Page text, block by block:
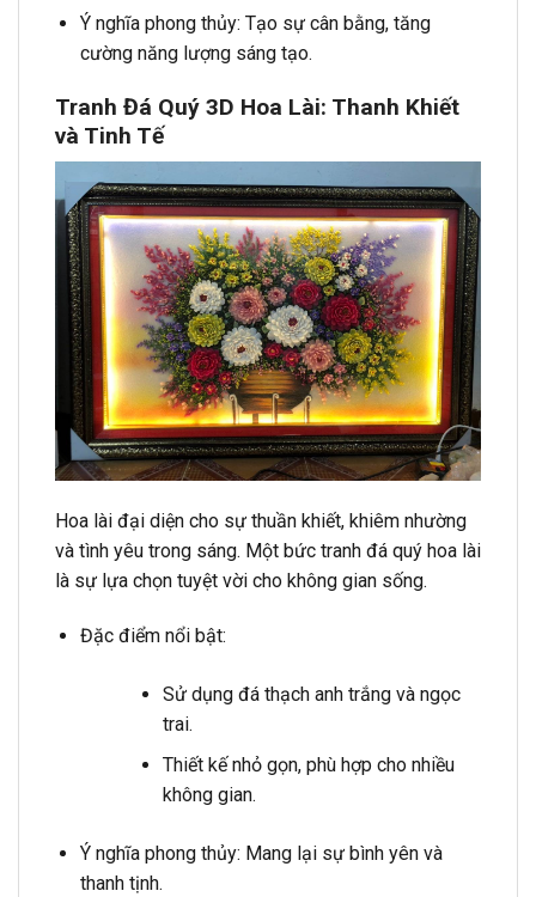
Ý nghĩa phong thủy: Tạo sự cân bằng, tăng
cường năng lượng sáng tạo.
Tranh Đá Quý 3D Hoa Lài: Thanh Khiết
và Tinh Tế
Hoa lài đại diện cho sự thuần khiết, khiêm nhường
và tình yêu trong sáng. Một bức tranh đá quý hoa lài
là sự lựa chọn tuyệt vời cho không gian sống.
Đặc điểm nổi bật:
Sử dụng đá thạch anh trắng và ngọc
trai.
Thiết kế nhỏ gọn, phù hợp cho nhiều
không gian.
Ý nghĩa phong thủy: Mang lại sự bình yên và
thanh tịnh.